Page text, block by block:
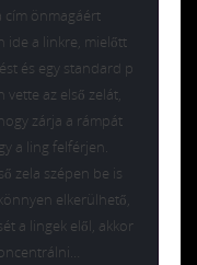
cím önmagáért
ide a linkre, mielőtt
és egy standard p
vette az első zelát,
zárja a rámpát
a ling felférjen.
zela szépen be is
elkerülhető,
a lingek elől, akkor